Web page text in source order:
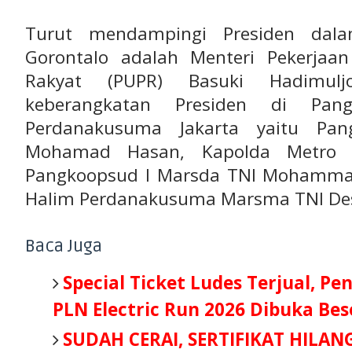
Turut mendampingi Presiden
Gorontalo adalah Menteri
Rakyat (PUPR) Basuki
keberangkatan Presiden di
Perdanakusuma Jakarta yaitu
Mohamad Hasan, Kapolda
Pangkoopsud I Marsda TNI
Halim Perdanakusuma Marsma TNI
Baca Juga
Special Ticket Ludes Terjual,
PLN Electric Run 2026 Dibuka
SUDAH CERAI, SERTIFIKAT